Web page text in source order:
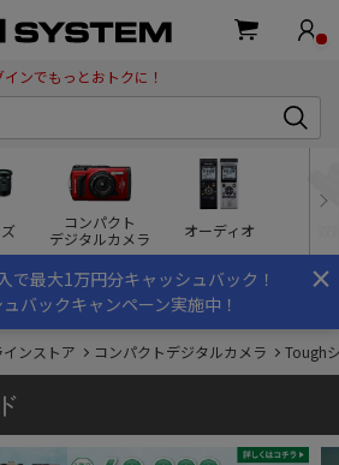
インでもっとおトクに！
コンパクト
デジタルカメラ
オーディオ
×
で最大1万円分キャッシュバック！
バックキャンペーン実施中！
ンストア コンパクトデジタルカメラ Tough